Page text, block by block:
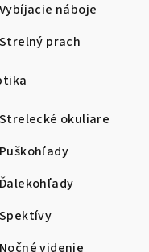
Vybíjacie náboje
Strelný prach
Strelecké okuliare
Puškohľady
Ďalekohľady
Spektívy
Nočné videnie